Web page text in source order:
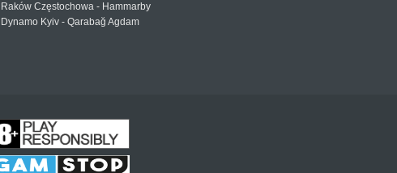
Raków Częstochowa - Hammarby
Dynamo Kyiv - Qarabağ Agdam